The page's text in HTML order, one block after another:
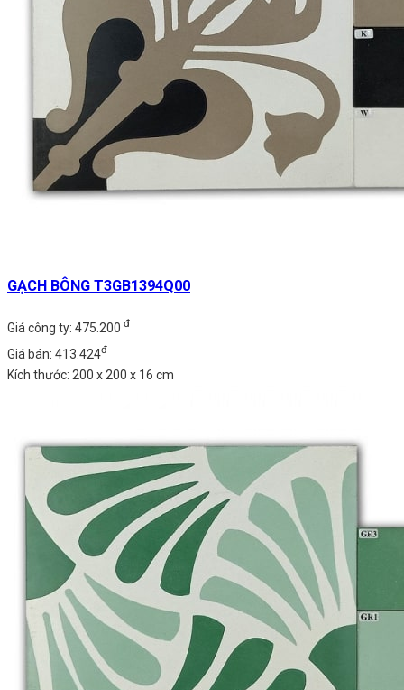
GẠCH BÔNG T3GB1394Q00
Giá công ty: 475.200 đ
Giá bán: 413.424đ
Kích thước: 200 x 200 x 16 cm